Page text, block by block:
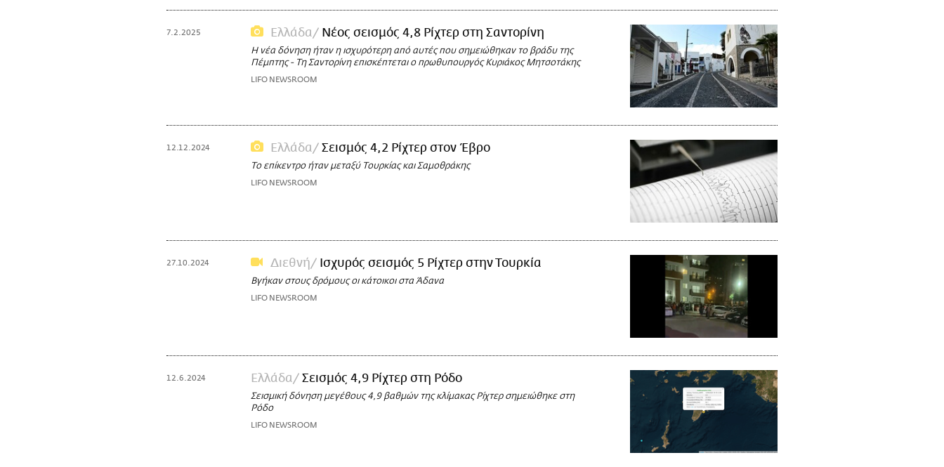
7.2.2025 Ελλάδα Νέος σεισμός 4,8 Ρίχτερ στη Σαντορίνη
Η νέα δόνηση ήταν η ισχυρότερη από αυτές που σημειώθηκαν το βράδυ της
Πέμπτης - Τη Σαντορίνη επισκέπτεται ο πρωθυπουργός Κυριάκος Μητσοτάκης
LIFO NEWSROOM
12.12.2024 Ελλάδα Σεισμός 4,2 Ρίχτερ στον Έβρο
Το επίκεντρο ήταν μεταξύ Τουρκίας και Σαμοθράκης
LIFO NEWSROOM
27.10.2024 Διεθνή Ισχυρός σεισμός 5 Ρίχτερ στην Τουρκία
Βγήκαν στους δρόμους οι κάτοικοι στα Άδανα
LIFO NEWSROOM
12.6.2024 Ελλάδα Σεισμός 4,9 Ρίχτερ στη Ρόδο
Σεισμική δόνηση μεγέθους 4,9 βαθμών της κλίμακας Ρίχτερ σημειώθηκε στη
Ρόδο
LIFO NEWSROOM